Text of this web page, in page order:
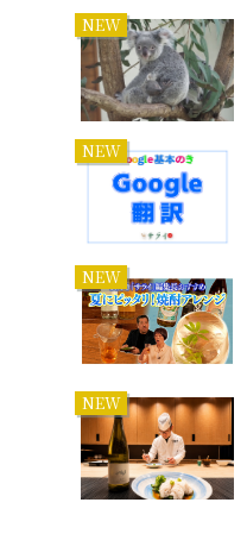
NEW
NEW
NEW
NEW